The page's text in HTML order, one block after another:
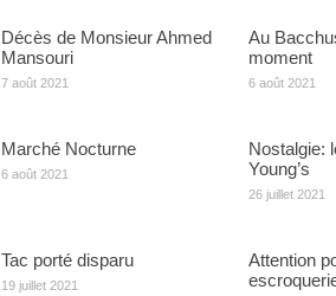
Décès de Monsieur Ahmed
Mansouri
7 août 2021
Au
moment
6 août 2021
Marché Nocturne
6 août 2021
Nostalgie:
Young’s
26 juillet 2021
Tac porté disparu
19 juillet 2021
Attention